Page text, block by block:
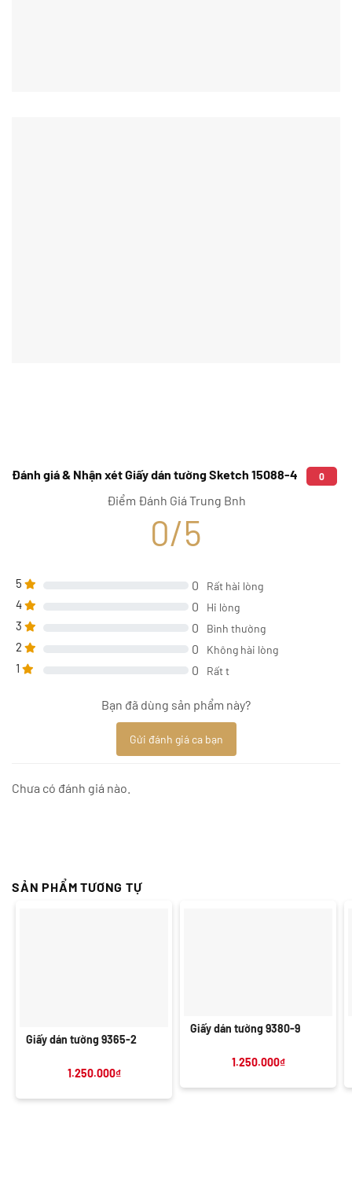
Đánh giá & Nhận xét Giấy dán tường Sketch 15088-4 0
Điểm Đánh Giá Trung Bnh
0/5
5 0 Rất hài lòng
4 0 Hi lòng
3 0 Bình thường
2 0 Không hài lòng
1 0 Rất t
Bạn đã dùng sản phẩm này?
Gửi đánh giá ca bạn
Chưa có đánh giá nào.
SẢN PHẨM TƯƠNG TỰ
Giấy dán tường 9365-2
1.250.000₫
Giấy dán tường 9380-9
1.250.000₫